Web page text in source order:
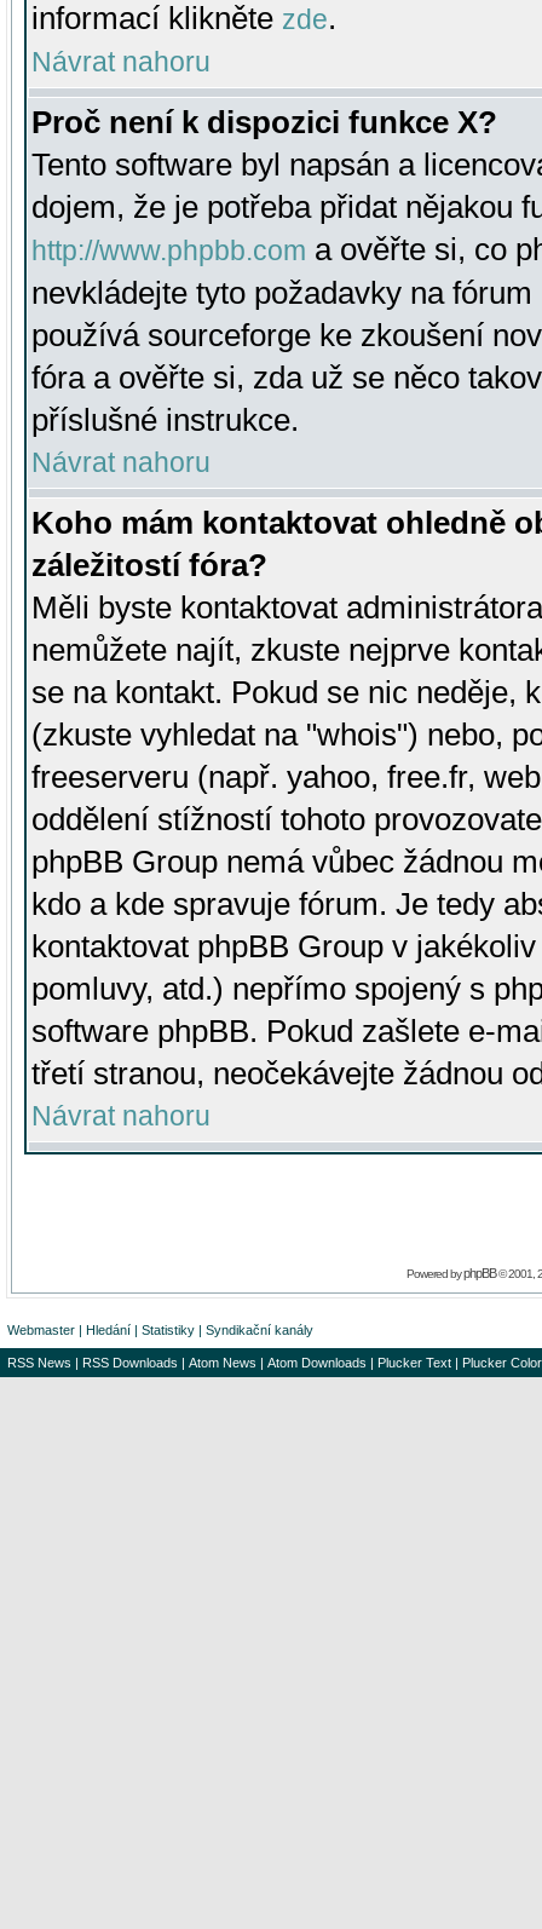
informací klikněte zde.
Návrat nahoru
Proč není k dispozici funkce X?
Tento software byl napsán a
dojem, že je potřeba přidat nějakou
http://www.phpbb.com a ověřte si, co
nevkládejte tyto požadavky na
používá sourceforge ke zkoušení
fóra a ověřte si, zda už se něco
příslušné instrukce.
Návrat nahoru
Koho mám kontaktovat ohledně
záležitostí fóra?
Měli byste kontaktovat
nemůžete najít, zkuste nejprve
se na kontakt. Pokud se nic neděje,
(zkuste vyhledat na "whois") nebo,
freeserveru (např. yahoo, free.fr,
oddělení stížností tohoto
phpBB Group nemá vůbec žádnou
kdo a kde spravuje fórum. Je tedy
kontaktovat phpBB Group v
pomluvy, atd.) nepřímo spojený s
software phpBB. Pokud zašlete e-
třetí stranou, neočekávejte žádnou
Návrat nahoru
Powered byphpBB© 2001,
Webmaster | Hledání | Statistiky | Syndikační kanály
RSS News | RSS Downloads | Atom News | Atom Downloads | Plucker Text | Plucker Color